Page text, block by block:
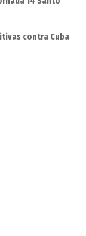
contra Cuba